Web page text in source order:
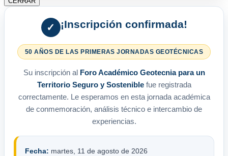
✓ ¡Inscripción confirmada!
50 AÑOS DE LAS PRIMERAS JORNADAS GEOTÉCNICAS
Su inscripción al Foro Académico Geotecnia para un
Territorio Seguro y Sosteniblefue registrada
correctamente. Le esperamos en esta jornada académica
de conmemoración, análisis técnico e intercambio de
experiencias.
Fecha: martes, 11 de agosto de 2026